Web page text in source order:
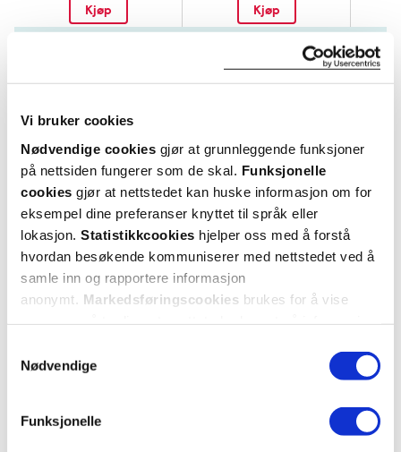
Vi bruker cookies
Nødvendige cookies gjør at grunnleggende funksjoner
på nettsiden fungerer som de skal. Funksjonelle
cookies gjør at nettstedet kan huske informasjon om for
eksempel dine preferanser knyttet til språk eller
lokasjon. Statistikkcookies hjelper oss med å forstå
hvordan besøkende kommuniserer med nettstedet ved å
samle inn og rapportere informasjon
anonymt. Markedsføringscookies brukes for å vise
Nødvendige
Funksjonelle
Kjøp Kjøp
Hent resepter for deg selv eller barnet
ditt
tilgang til alle dine resepter
Velg hvilke resepter du vil hente ut og hvordan du vil
ha dem levert
Få dine resepter levert raskt og trygt på avtalt måte
Kom i gang
Mer om reseptvarer